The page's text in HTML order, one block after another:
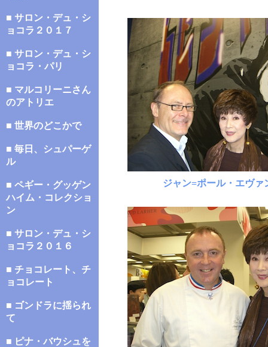
■ サロン・デュ・シ
ョコラ２０１７
■ サロン・デュ・シ
ョコラ・パリ
■ マルコリーニさん
のアトリエ
■ 世界のどこかで
■ 毎日、シュパーゲ
ル
■ ペギー・グッゲン
ハイム・コレクショ
ン
■ サロン・デュ・シ
ョコラ２０１６
■ チョコレート、チ
ョコレート
■ ゴンドラに揺られ
て
■ ピナ・バウシュを
ジャン=ポール・エヴァ